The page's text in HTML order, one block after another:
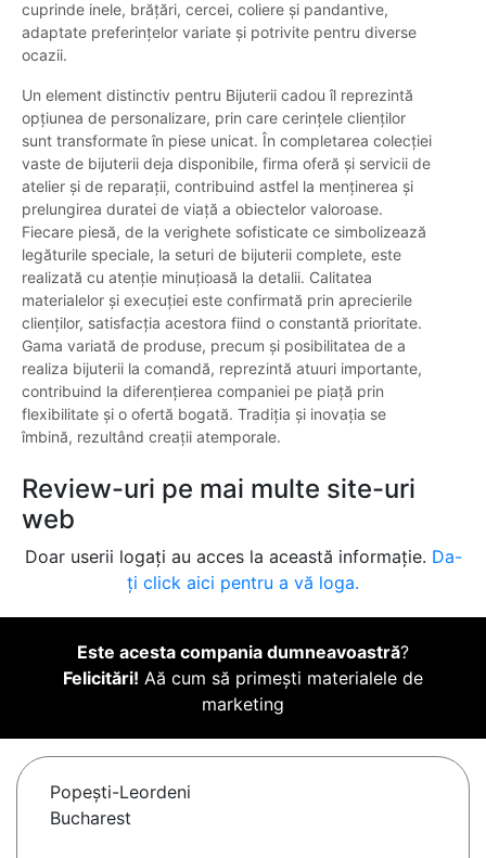
cuprinde inele, brățări, cercei, coliere și pandantive,
adaptate preferințelor variate și potrivite pentru diverse
ocazii.
Un element distinctiv pentru Bijuterii cadou îl reprezintă
opțiunea de personalizare, prin care cerințele clienților
sunt transformate în piese unicat. În completarea colecției
vaste de bijuterii deja disponibile, firma oferă și servicii de
atelier și de reparații, contribuind astfel la menținerea și
prelungirea duratei de viață a obiectelor valoroase.
Fiecare piesă, de la verighete sofisticate ce simbolizează
legăturile speciale, la seturi de bijuterii complete, este
realizată cu atenție minuțioasă la detalii. Calitatea
materialelor și execuției este confirmată prin aprecierile
clienților, satisfacția acestora fiind o constantă prioritate.
Gama variată de produse, precum și posibilitatea de a
realiza bijuterii la comandă, reprezintă atuuri importante,
contribuind la diferențierea companiei pe piață prin
flexibilitate și o ofertă bogată. Tradiția și inovația se
îmbină, rezultând creații atemporale.
Review-uri pe mai multe site-uri
web
Doar userii logați au acces la această informație. Da-
ți click aici pentru a vă loga.
Este acesta compania dumneavoastră?
Felicitări! Aă cum să primești materialele de
marketing
Popeşti-Leordeni
Bucharest